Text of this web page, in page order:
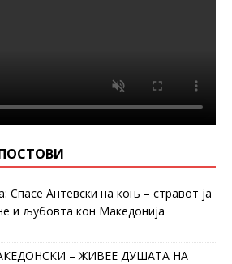
Спасе Антевски на коњ – стравот ја
и љубовта кон Македонија
– ЖИВЕЕ ДУШАТА НА